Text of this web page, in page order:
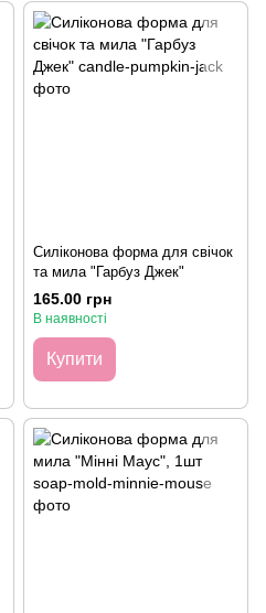
Силіконова форма для свічок
та мила "Гарбуз Джек"
165.00 грн
В наявності
Купити